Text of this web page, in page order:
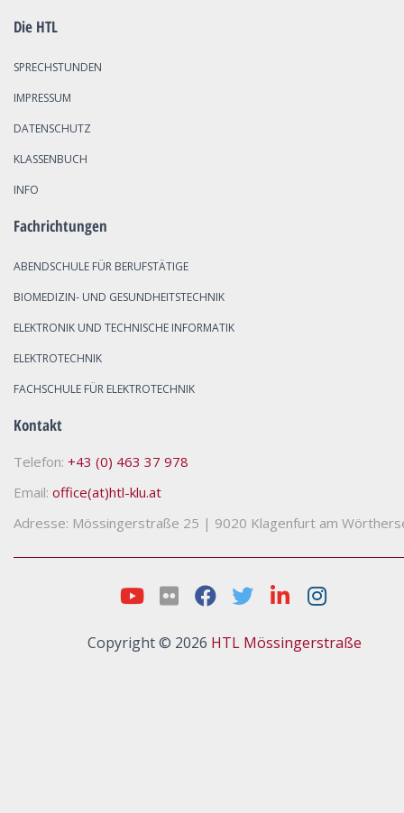
Die HTL
SPRECHSTUNDEN
IMPRESSUM
DATENSCHUTZ
KLASSENBUCH
INFO
Fachrichtungen
ABENDSCHULE FÜR BERUFSTÄTIGE
BIOMEDIZIN- UND GESUNDHEITSTECHNIK
ELEKTRONIK UND TECHNISCHE INFORMATIK
ELEKTROTECHNIK
FACHSCHULE FÜR ELEKTROTECHNIK
Kontakt
Telefon: +43 (0) 463 37 978
Email: office(at)htl-klu.at
Adresse: Mössingerstraße 25 | 9020 Klagenfurt am
Copyright © 2026 HTL Mössingerstraße